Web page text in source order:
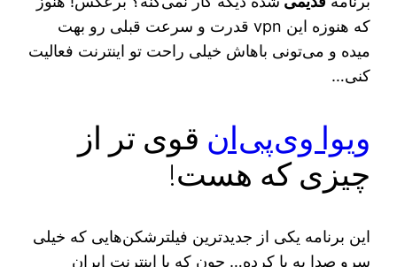
که هنوزه این vpn قدرت و سرعت قبلی رو بهت
میده و می‌تونی باهاش خیلی راحت تو اینترنت فعالیت
کنی…
ویوا وی‌پی‌ان قوی تر از
چیزی که هست!
این برنامه یکی از جدیدترین فیلترشکن‌هایی که خیلی
سرو صدا به پا کرده… چون که با اینترنت ایران